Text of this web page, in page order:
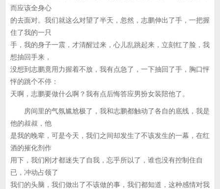
而应该全身心
的去面对。我们就这么对望了半天，忽然，志鹏伸出了手，一把握
住了我的一只
手，我的身子一震，才清醒过来，心儿乱跳起来，立刻红了脸，我
想抽回手来，
没想到志鹏竟用力握着不放，我有点急了，一下抽回了手，胸口怦
怦的跳个不停：
天啊，志鹏要做什么啊？我有点后悔答应男扮女装陪他了。
房间里的气氛尴尬极了，我和志鹏都触动了各自的底线，我是
他的叔叔，他
是我的晚辈，可是今天，我们之间却发生了不该发生的一幕，在红
酒的摧化剂作
用下，我们刚才都迷失了自我，忘乎所以了，谁也没有控制住自
已，冲动占领了
我们的头脑，我们做出了不该做的事，我们都知道，这种感情对我